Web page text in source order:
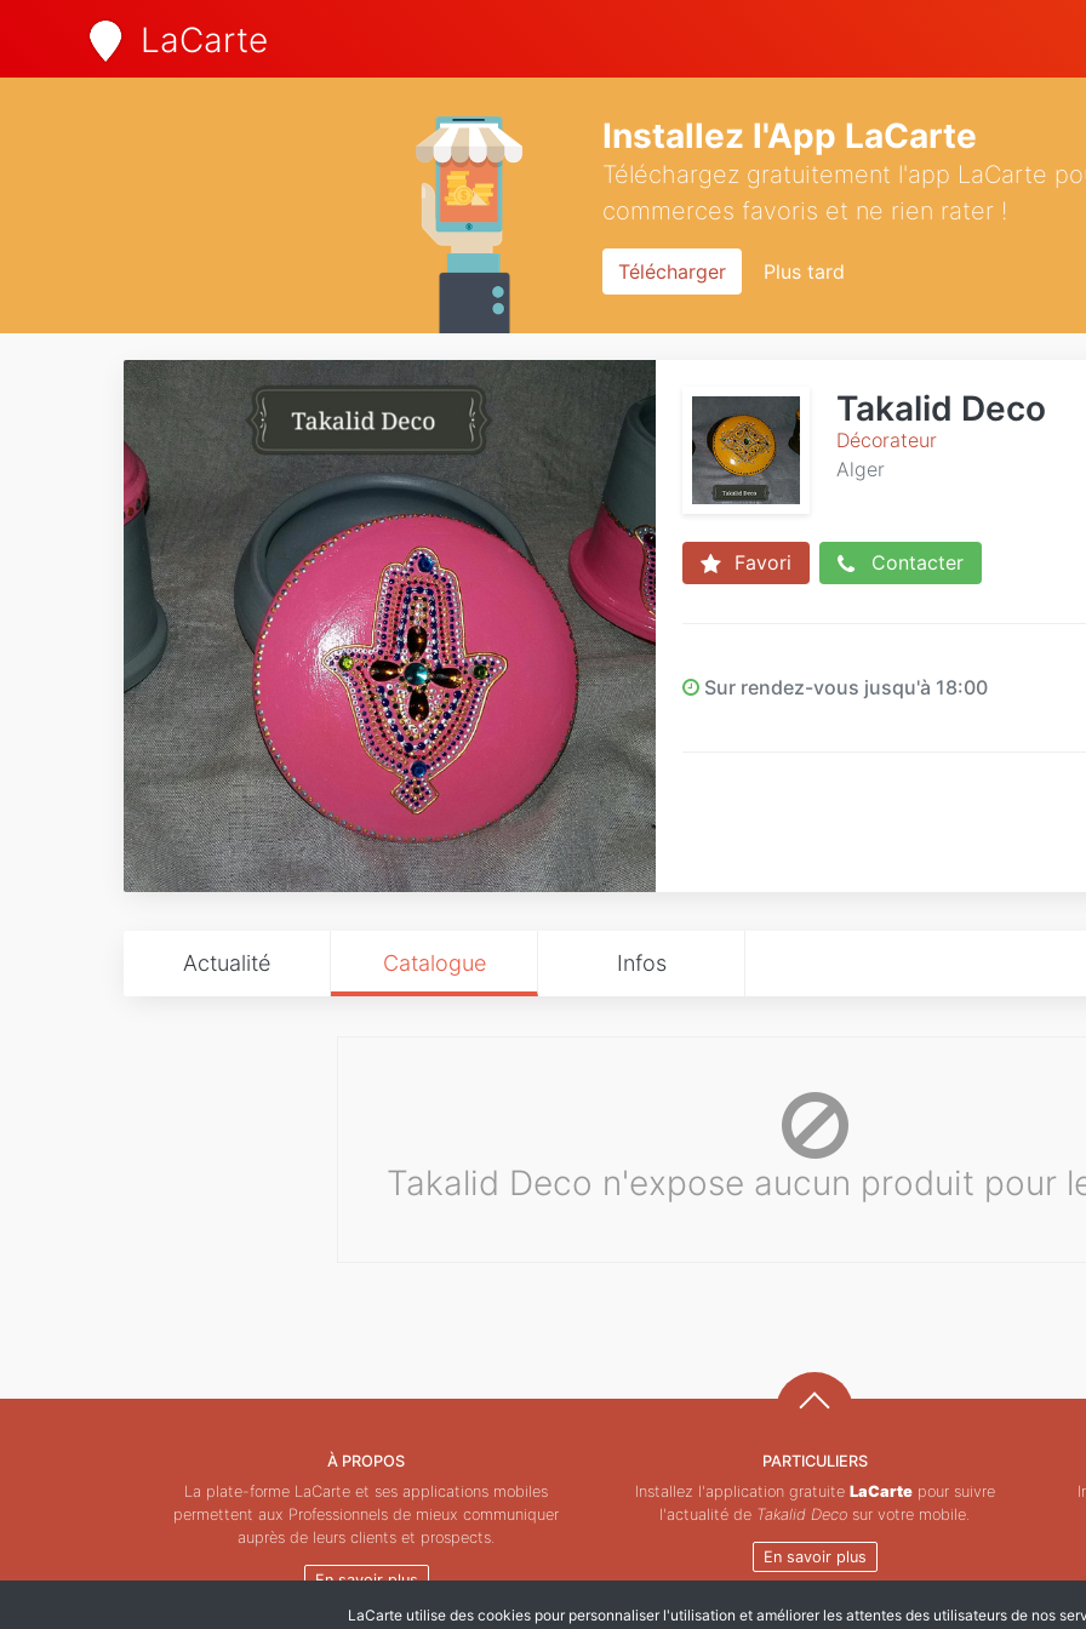
LaCarte
Installez l'App LaCarte
Téléchargez gratuitement l'app LaCarte
commerces favoris et ne rien rater !
Télécharger Plus tard
Takalid Deco
Décorateur
Alger
Favori Contacter
Sur rendez-vous jusqu'à 18:00
Actualité Catalogue Infos
Takalid Deco n'expose aucun produit pour
À PROPOS
La plate-forme LaCarte et ses applications mobiles
permettent aux Professionnels de mieux communiquer
auprès de leurs clients et prospects.
En savoir plus
PARTICULIERS
Installez l'application gratuite LaCartepour suivre
l'actualité de Takalid Deco sur votre mobile.
En savoir plus
LaCarte utilise des cookies pour personnaliser l'utilisation et améliorer les attentes des utilisateurs de nos